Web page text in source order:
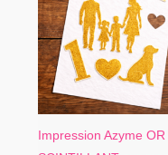
Impression Azyme OR
€6.00
à
€8.00